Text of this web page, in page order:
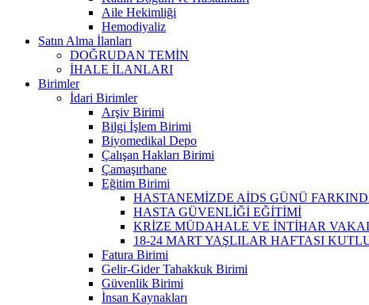
Aile Hekimliği
Hemodiyaliz
Satın Alma İlanları
DOĞRUDAN TEMİN
İHALE İLANLARI
Birimler
İdari Birimler
Arşiv Birimi
Bilgi İşlem Birimi
Biyomedikal Depo
Çalışan Hakları Birimi
Çamaşırhane
Eğitim Birimi
HASTANEMİZDE AİDS GÜNÜ
HASTA GÜVENLİĞİ EĞİTİMİ
KRİZE MÜDAHALE VE İNTİHAR
18-24 MART YAŞLILAR HAFTASI
Fatura Birimi
Gelir-Gider Tahakkuk Birimi
Güvenlik Birimi
İnsan Kaynakları